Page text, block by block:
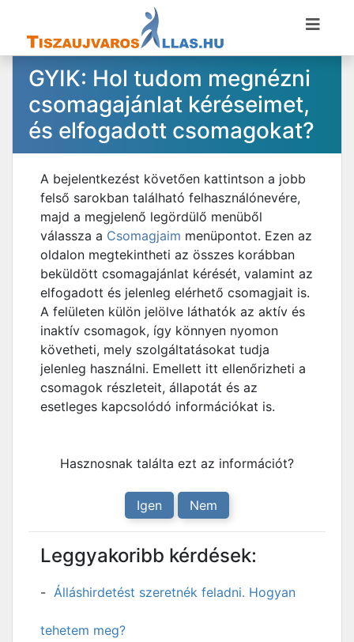
GYIK: Hol tudom megnézni
csomagajánlat kéréseimet,
és elfogadott csomagokat?
A bejelentkezést követően kattintson a jobb
felső sarokban található felhasználónevére,
majd a megjelenő legördülő menüből
válassza a Csomagjaim menüpontot. Ezen az
oldalon megtekintheti az összes korábban
beküldött csomagajánlat kérését, valamint az
elfogadott és jelenleg elérhető csomagjait is.
A felületen külön jelölve láthatók az aktív és
inaktív csomagok, így könnyen nyomon
követheti, mely szolgáltatásokat tudja
jelenleg használni. Emellett itt ellenőrizheti a
csomagok részleteit, állapotát és az
esetleges kapcsolódó információkat is.
Hasznosnak találta ezt az információt?
Igen Nem
Leggyakoribb kérdések:
Álláshirdetést szeretnék feladni. Hogyan
tehetem meg?